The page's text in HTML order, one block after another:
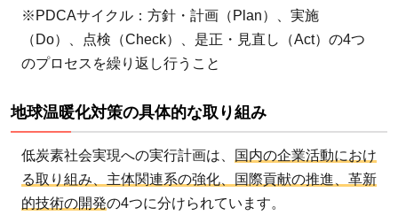
人
ひ
と
が
意
識
し
て
※PDCAサイクル：方針・計画（Plan）、実施
（Do）、点検（Check）、是正・見直し（Act）の4つ
のプロセスを繰り返し行うこと
地球温暖化対策の具体的な取り組み
低炭素社会実現への実行計画は、
国内の企業活動におけ
る取り組み、主体関連系の強化、国際貢献の推進、革新
的技術の開発の4つに分けられています。